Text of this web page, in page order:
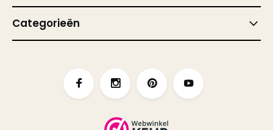
Categorieën